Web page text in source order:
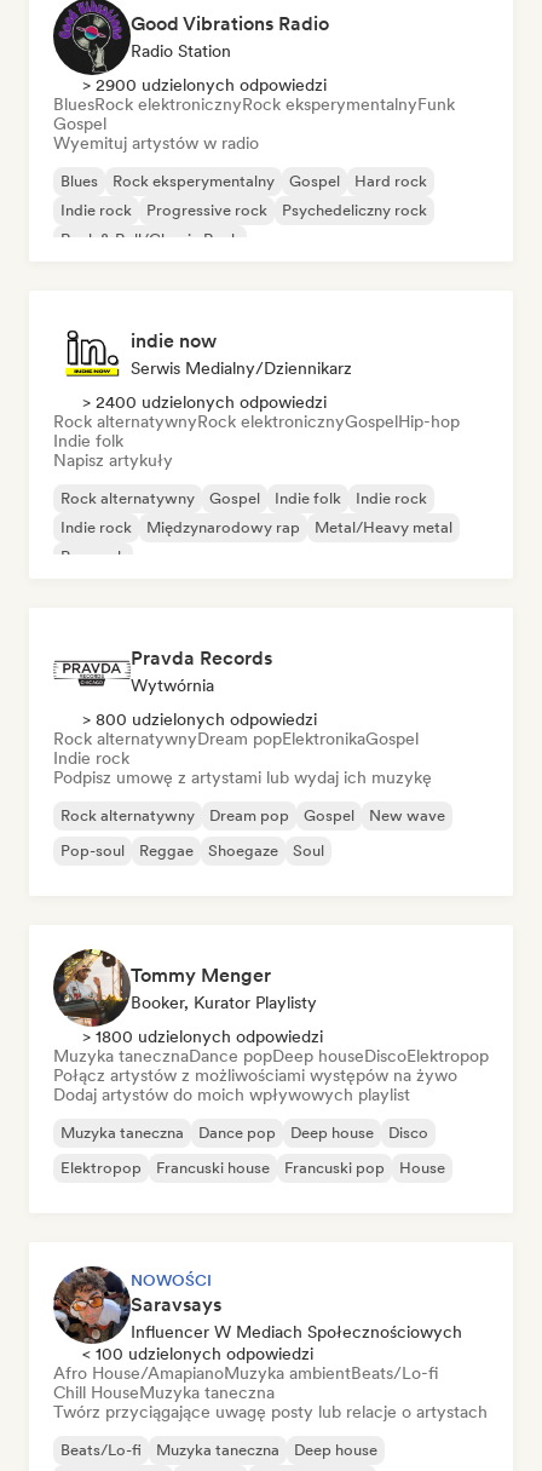
Good Vibrations Radio
Radio Station
> 2900 udzielonych odpowiedzi
BluesRock elektronicznyRock eksperymentalnyFunk
Gospel
Wyemituj artystów w radio
Blues Rock eksperymentalny Gospel
Hard rock
Indie rock
Progressive rock
Psychedeliczny rock
Rock & Roll/Classic Rock
indie now
Serwis Medialny/Dziennikarz
> 2400 udzielonych odpowiedzi
Rock alternatywnyRock elektronicznyGospelHip-hop
Indie folk
Napisz artykuły
Rock alternatywny Gospel Indie folk
Indie rock
Indie rock
Międzynarodowy rap
Metal/Heavy metal
Pop rock
Pravda Records
Wytwórnia
> 800 udzielonych odpowiedzi
Rock alternatywnyDream popElektronikaGospel
Indie rock
Podpisz umowę z artystami lub wydaj ich muzykę
Rock alternatywny Dream pop Gospel
New wave
Pop-soul
Reggae Shoegaze Soul
Tommy Menger
Booker, Kurator Playlisty
> 1800 udzielonych odpowiedzi
Muzyka tanecznaDance popDeep houseDiscoElektropop
Połącz artystów z możliwościami występów na żywo
Dodaj artystów do moich wpływowych playlist
Muzyka taneczna Dance pop Deep house
Disco
Elektropop
Francuski house Francuski pop House
NOWOŚCI
Saravsays
Influencer W Mediach Społecznościowych
< 100 udzielonych odpowiedzi
Afro House/AmapianoMuzyka ambientBeats/Lo-fi
Chill HouseMuzyka taneczna
Twórz przyciągające uwagę posty lub relacje o artystach
Beats/Lo-fi Muzyka taneczna
Deep house